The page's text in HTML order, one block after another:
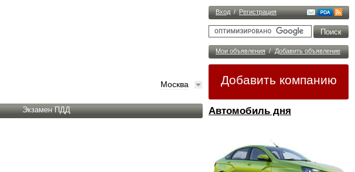
Вход / Регистрация
Мои объявления / Добавить объявление
Добавить компанию
Автомобиль дня
Москва
Экзамен ПДД